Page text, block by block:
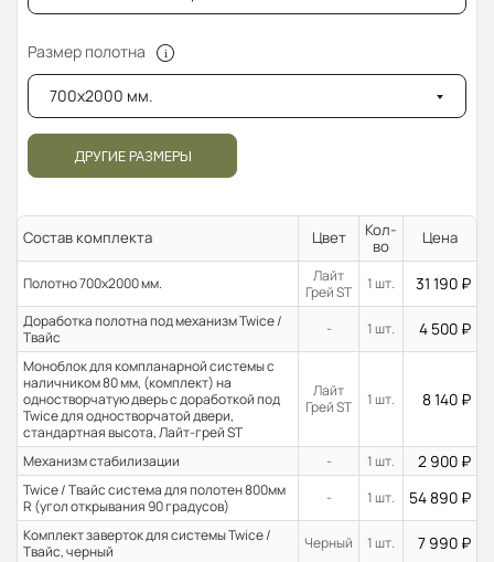
Размер полотна
700x2000 мм.
ДРУГИЕ РАЗМЕРЫ
Состав комплекта Цвет
Кол-
во
Цена
Полотно 700x2000 мм.
Лайт
Грей ST
1 шт. 31 190 ₽
Доработка полотна под механизм Twice /
Твайс
- 1 шт. 4 500 ₽
Моноблок для компланарной системы с
наличником 80 мм, (комплект) на
одностворчатую дверь с доработкой под
Twice для одностворчатой двери,
стандартная высота, Лайт-грей ST
Лайт
Грей ST
1 шт. 8 140 ₽
Механизм стабилизации - 1 шт. 2 900 ₽
Twice / Твайс система для полотен 800мм
R (угол открывания 90 градусов)
- 1 шт. 54 890 ₽
Комплект заверток для системы Twice /
Твайс, черный
Черный 1 шт. 7 990 ₽